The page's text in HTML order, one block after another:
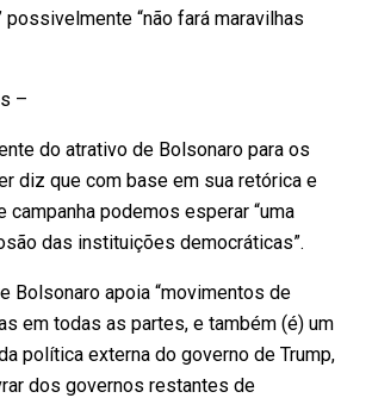
possivelmente “não fará maravilhas
–
do atrativo de Bolsonaro para os
diz que com base em sua retórica e
campanha podemos esperar “uma
das instituições democráticas”.
Bolsonaro apoia “movimentos de
em todas as partes, e também (é) um
política externa do governo de Trump,
dos governos restantes de